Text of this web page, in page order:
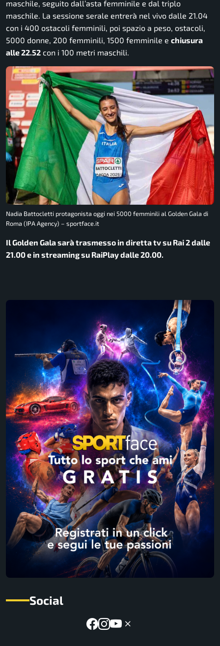
maschile, seguito dall’asta femminile e dal triplo
maschile. La sessione serale entrerà nel vivo dalle 21.04
con i 400 ostacoli femminili, poi spazio a peso, ostacoli,
5000 donne, 200 femminili, 1500 femminile e chiusura
alle 22.52 con i 100 metri maschili.
Nadia Battocletti protagonista oggi nei 5000 femminili al Golden Gala di
Roma (IPA Agency) – sportface.it
Il Golden Gala sarà trasmesso in diretta tv su Rai 2 dalle
21.00 e in streaming su RaiPlay dalle 20.00.
Social